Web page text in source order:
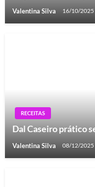
Valentina Silva 16/10/2025
RECEITAS
Dal Caseiro prático
Valentina Silva 08/12/2025